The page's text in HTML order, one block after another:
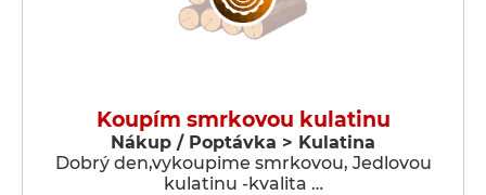
Koupím smrkovou kulatinu
Nákup / Poptávka > Kulatina
Dobrý den,vykoupime smrkovou, Jedlovou
kulatinu -kvalita …